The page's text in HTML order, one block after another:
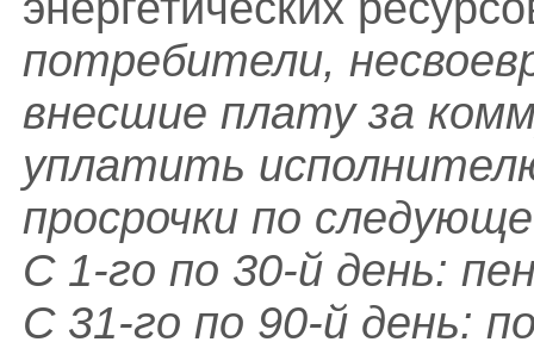
потребители,
внесшие плату за
уплатить
просрочки по
С 1-го по 30-й день:
С 31-го по 90-й день: